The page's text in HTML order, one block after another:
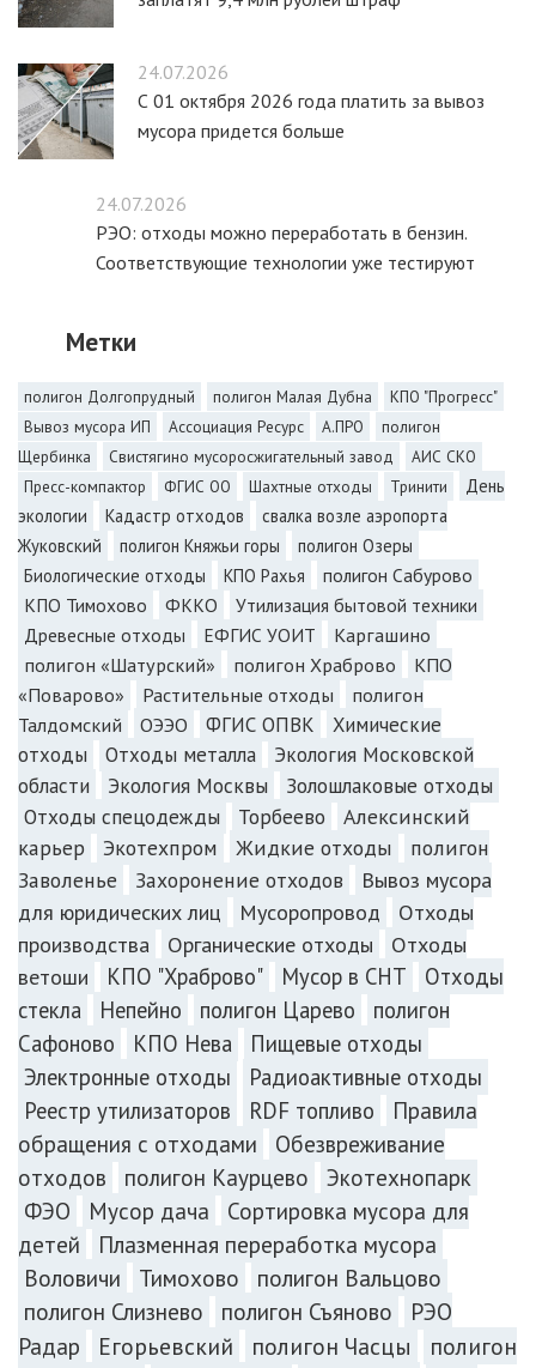
24.07.2026
С 01 октября 2026 года платить за вывоз
мусора придется больше
24.07.2026
РЭО: отходы можно переработать в бензин.
Соответствующие технологии уже тестируют
Метки
полигон Долгопрудный полигон Малая Дубна
КПО "Прогресс"
Вывоз мусора ИП
Ассоциация Ресурс А.ПРО
полигон
Щербинка
Свистягино мусоросжигательный завод
АИС СКО
Пресс-компактор
ФГИС ОО Шахтные отходы Тринити
День
экологии
Кадастр отходов
свалка возле аэропорта
Жуковский
полигон Княжьи горы
полигон Озеры
Биологические отходы
КПО Рахья
полигон Сабурово
КПО Тимохово
ФККО
Утилизация бытовой техники
Древесные отходы
ЕФГИС УОИТ
Каргашино
полигон «Шатурский»
полигон Храброво
КПО
«Поварово»
Растительные отходы
полигон
Талдомский
ОЭЭО ФГИС ОПВК
Химические
отходы
Отходы металла
Экология Московской
области
Экология Москвы
Золошлаковые отходы
Отходы спецодежды
Торбеево
Алексинский
карьер
Экотехпром Жидкие отходы
полигон
Заволенье
Захоронение отходов
Вывоз мусора
для юридических лиц
Мусоропровод
Отходы
производства
Органические отходы
Отходы
ветоши
КПО "Храброво" Мусор в СНТ
Отходы
стекла
Непейно полигон Царево
полигон
Сафоново
КПО Нева
Пищевые отходы
Электронные отходы
Радиоактивные отходы
Реестр утилизаторов
RDF топливо
Правила
обращения с отходами
Обезвреживание
отходов
полигон Каурцево
Экотехнопарк
ФЭО
Мусор дача
Сортировка мусора для
детей
Плазменная переработка мусора
Воловичи
Тимохово
полигон Вальцово
полигон Слизнево
полигон Съяново
РЭО
Радар
Егорьевский полигон Часцы
полигон